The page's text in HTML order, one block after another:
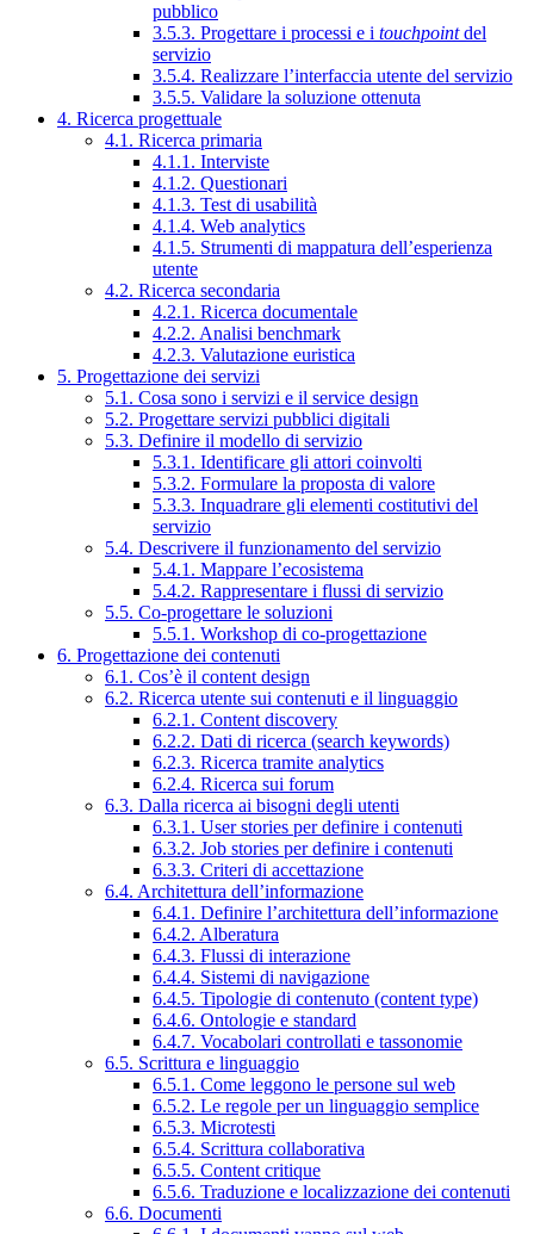
pubblico
3.5.3. Progettare i processi e i touchpointdel
servizio
3.5.4. Realizzare l’interfaccia utente del servizio
3.5.5. Validare la soluzione ottenuta
4. Ricerca progettuale
4.1. Ricerca primaria
4.1.1. Interviste
4.1.2. Questionari
4.1.3. Test di usabilità
4.1.4. Web analytics
4.1.5. Strumenti di mappatura dell’esperienza
utente
4.2. Ricerca secondaria
4.2.1. Ricerca documentale
4.2.2. Analisi benchmark
4.2.3. Valutazione euristica
5. Progettazione dei servizi
5.1. Cosa sono i servizi e il service design
5.2. Progettare servizi pubblici digitali
5.3. Definire il modello di servizio
5.3.1. Identificare gli attori coinvolti
5.3.2. Formulare la proposta di valore
5.3.3. Inquadrare gli elementi costitutivi del
servizio
5.4. Descrivere il funzionamento del servizio
5.4.1. Mappare l’ecosistema
5.4.2. Rappresentare i flussi di servizio
5.5. Co-progettare le soluzioni
5.5.1. Workshop di co-progettazione
6. Progettazione dei contenuti
6.1. Cos’è il content design
6.2. Ricerca utente sui contenuti e il linguaggio
6.2.1. Content discovery
6.2.2. Dati di ricerca (search keywords)
6.2.3. Ricerca tramite analytics
6.2.4. Ricerca sui forum
6.3. Dalla ricerca ai bisogni degli utenti
6.3.1. User stories per definire i contenuti
6.3.2. Job stories per definire i contenuti
6.3.3. Criteri di accettazione
6.4. Architettura dell’informazione
6.4.1. Definire l’architettura dell’informazione
6.4.2. Alberatura
6.4.3. Flussi di interazione
6.4.4. Sistemi di navigazione
6.4.5. Tipologie di contenuto (content type)
6.4.6. Ontologie e standard
6.4.7. Vocabolari controllati e tassonomie
6.5. Scrittura e linguaggio
6.5.1. Come leggono le persone sul web
6.5.2. Le regole per un linguaggio semplice
6.5.3. Microtesti
6.5.4. Scrittura collaborativa
6.5.5. Content critique
6.5.6. Traduzione e localizzazione dei contenuti
6.6. Documenti